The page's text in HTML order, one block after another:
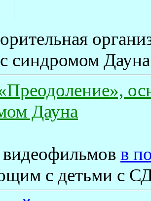
синдромом
Дауна
в
с детьми с